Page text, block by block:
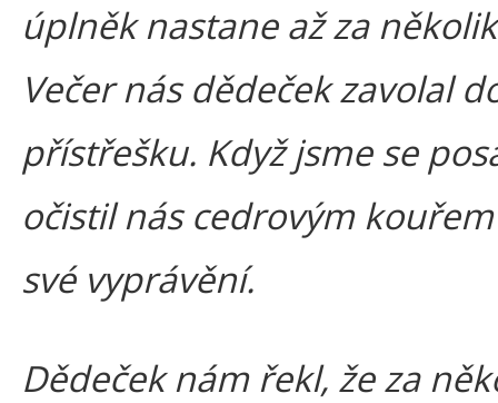
úplněk nastane až za
Večer nás dědeček zavolal
přístřešku. Když jsme se
očistil nás cedrovým
své vyprávění.
Dědeček nám řekl, že za